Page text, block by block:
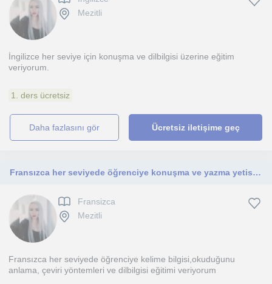
Mezitli
İngilizce her seviye için konuşma ve dilbilgisi üzerine eğitim
veriyorum.
1. ders ücretsiz
daha fazlasını gör Ücretsiz iletişime geç
Fransızca her seviyede öğrenciye konuşma ve yazma yetisi üzerine ders veriyorum
Fransizca
Mezitli
Fransızca her seviyede öğrenciye kelime bilgisi,okuduğunu
anlama, çeviri yöntemleri ve dilbilgisi eğitimi veriyorum